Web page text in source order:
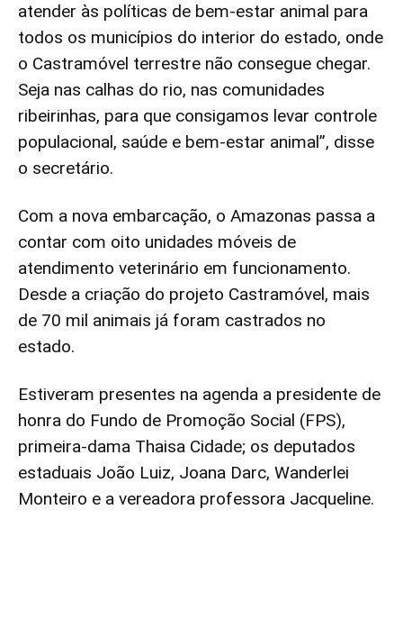
atender às políticas de bem-estar animal para
todos os municípios do interior do estado, onde
o Castramóvel terrestre não consegue chegar.
Seja nas calhas do rio, nas comunidades
ribeirinhas, para que consigamos levar controle
populacional, saúde e bem-estar animal”, disse
o secretário.
Com a nova embarcação, o Amazonas passa a
contar com oito unidades móveis de
atendimento veterinário em funcionamento.
Desde a criação do projeto Castramóvel, mais
de 70 mil animais já foram castrados no
estado.
Estiveram presentes na agenda a presidente de
honra do Fundo de Promoção Social (FPS),
primeira-dama Thaisa Cidade; os deputados
estaduais João Luiz, Joana Darc, Wanderlei
Monteiro e a vereadora professora Jacqueline.